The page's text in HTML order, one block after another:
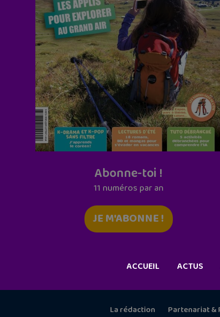
Abonne-toi !
11 numéros par an
JE M'ABONNE !
ACCUEIL ACTUS
La rédaction Partenariat &